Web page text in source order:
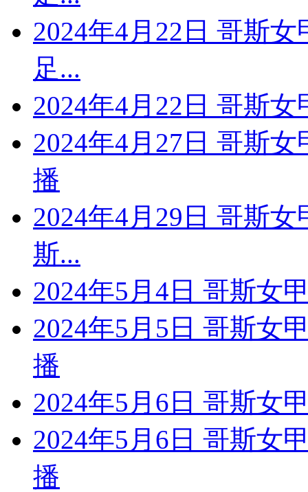
2024年4月22日 哥斯
足...
2024年4月22日 哥斯
2024年4月27日 哥斯
播
2024年4月29日 哥斯
斯...
2024年5月4日 哥斯女
2024年5月5日 哥斯女
播
2024年5月6日 哥斯女
2024年5月6日 哥斯女
播